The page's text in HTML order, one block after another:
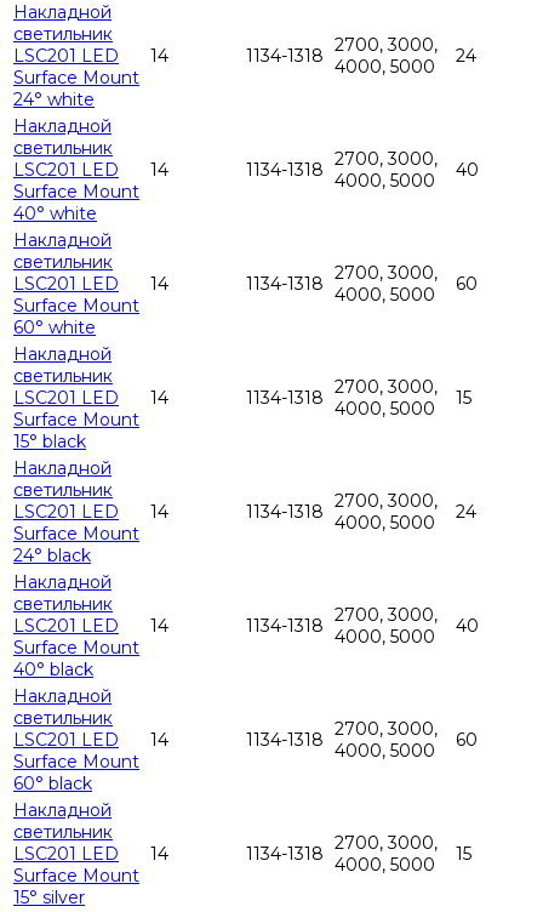
Накладной
светильник
LSC201 LED
Surface Mount
24° white
14 1134-1318 2700, 3000,
4000, 5000
24
Накладной
светильник
LSC201 LED
Surface Mount
40° white
14 1134-1318 2700, 3000,
4000, 5000
40
Накладной
светильник
LSC201 LED
Surface Mount
60° white
14 1134-1318 2700, 3000,
4000, 5000
60
Накладной
светильник
LSC201 LED
Surface Mount
15° black
14 1134-1318 2700, 3000,
4000, 5000
15
Накладной
светильник
LSC201 LED
Surface Mount
24° black
14 1134-1318 2700, 3000,
4000, 5000
24
Накладной
светильник
LSC201 LED
Surface Mount
40° black
14 1134-1318 2700, 3000,
4000, 5000
40
Накладной
светильник
LSC201 LED
Surface Mount
60° black
14 1134-1318 2700, 3000,
4000, 5000
60
Накладной
светильник
LSC201 LED
Surface Mount
15° silver
14 1134-1318 2700, 3000,
4000, 5000
15